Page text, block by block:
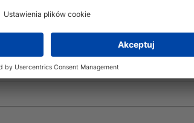
na korozję i warunki atmosferyczne.
na agresywne chemikalia takie, jak
kwasy nieorganiczne, kwas solny i sole